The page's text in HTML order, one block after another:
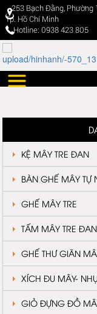
253 Bạch Đằng, Phường
Tp. Hồ Chí Minh
Hotline: 0938 423 805
KỆ MÂY TRE ĐAN
BÀN GHẾ MÂY TỰ
GHẾ MÂY TRE
TẤM MÂY TRE
GHẾ THƯ GIÃN
XÍCH ĐU MÂY-
GIỎ ĐỰNG ĐỒ